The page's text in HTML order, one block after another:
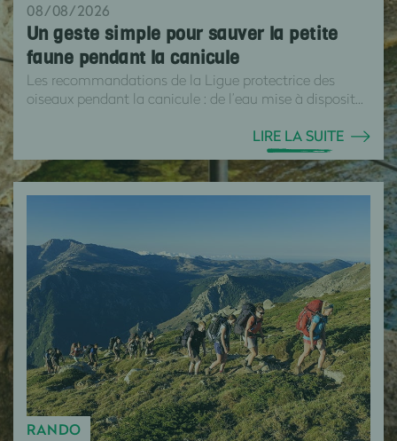
08/08/2026
Un geste simple pour sauver la petite
faune pendant la canicule
Les recommandations de la Ligue protectrice des
oiseaux pendant la canicule : de l’eau mise à disposit...
LIRE LA SUITE
RANDO